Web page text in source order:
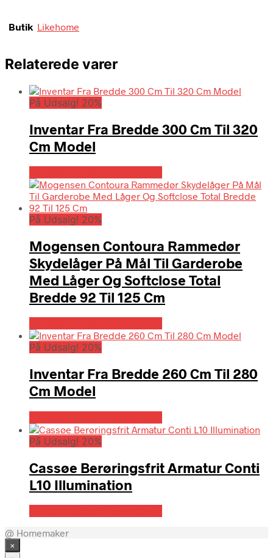
Butik Likehome
Relaterede varer
På Udsalg! 20%
Inventar Fra Bredde 300 Cm Til 320
Cm Model
På Udsalg! 20%
Mogensen Contoura Rammedør
Skydelåger På Mål Til Garderobe
Med Låger Og Softclose Total
Bredde 92 Til 125 Cm
På Udsalg! 20%
Inventar Fra Bredde 260 Cm Til 280
Cm Model
På Udsalg! 20%
Cassøe Berøringsfrit Armatur Conti
L10 Illumination
@ Homemaker
×